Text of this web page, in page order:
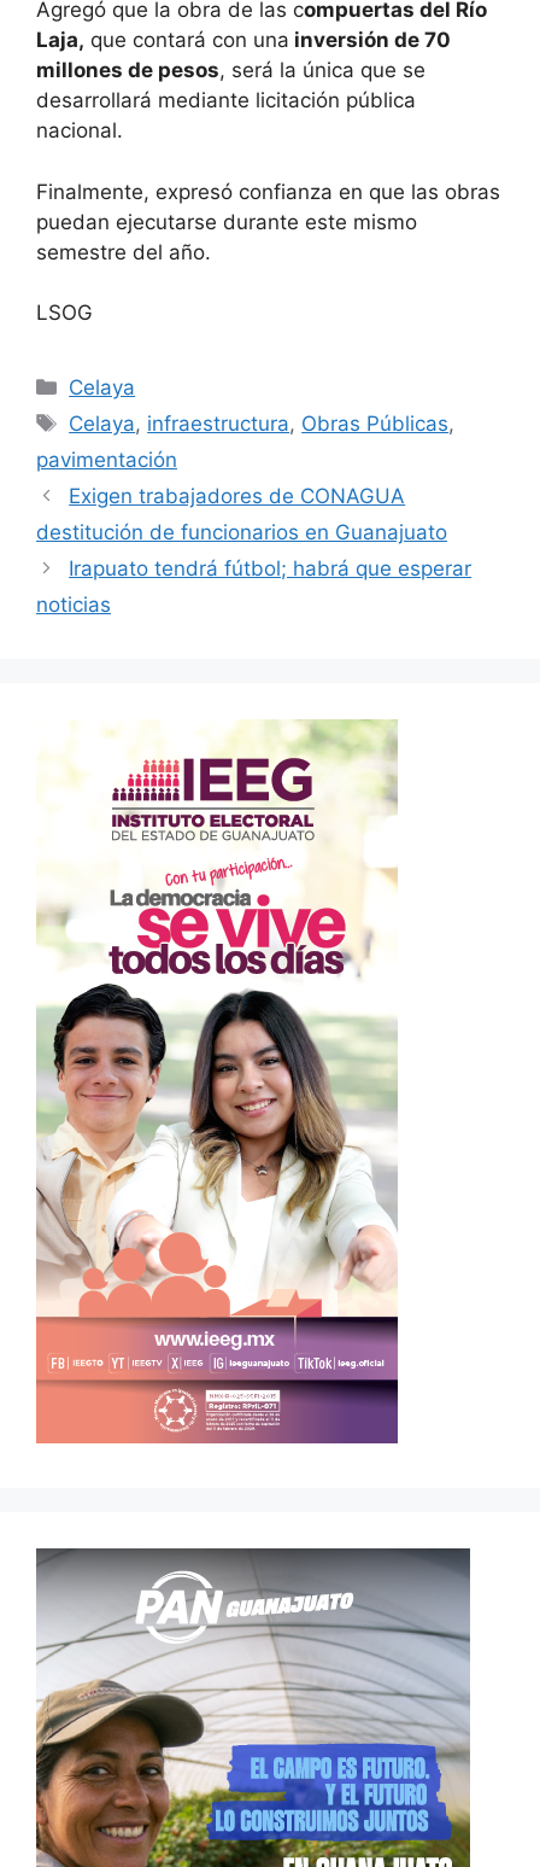
Agregó que la obra de las compuertas del Río
Laja, que contará con una inversión de 70
millones de pesos, será la única que se
desarrollará mediante licitación pública
nacional.
Finalmente, expresó confianza en que las obras
puedan ejecutarse durante este mismo
semestre del año.
LSOG
Categorías
Celaya
Etiquetas
Celaya, infraestructura, Obras Públicas,
pavimentación
Exigen trabajadores de CONAGUA
destitución de funcionarios en Guanajuato
Irapuato tendrá fútbol; habrá que esperar
noticias